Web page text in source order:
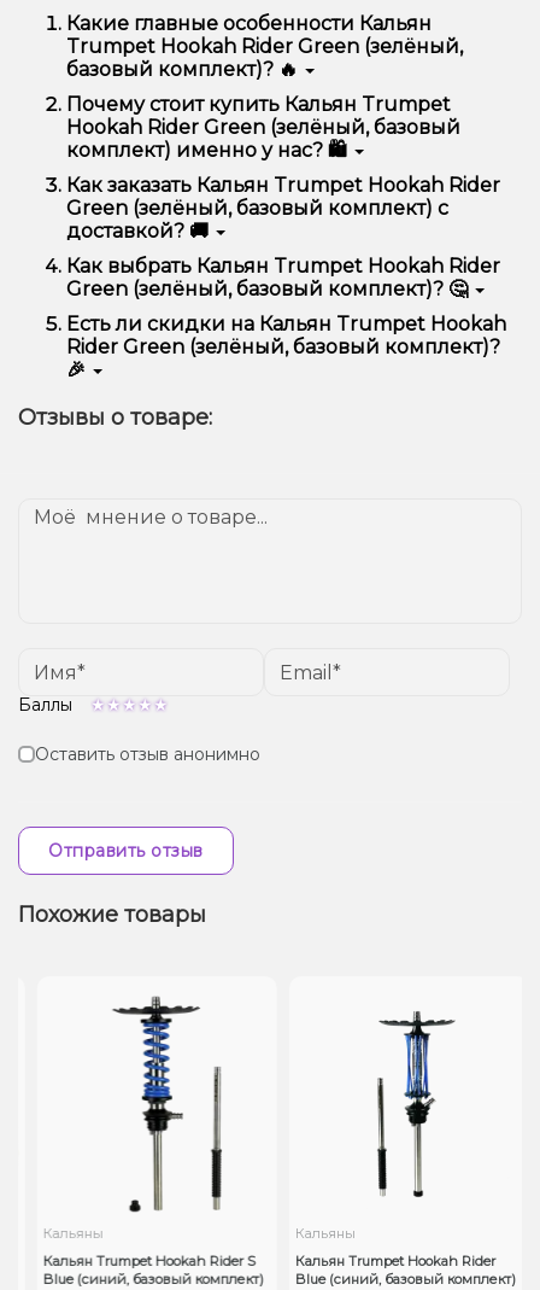
Какие главные особенности Кальян
Trumpet Hookah Rider Green (зелёный,
базовый комплект)? 🔥
Кальян Trumpet Hookah Rider Green (зелёный,
базовый комплект) отличается высоким качеством,
удобством использования и надежностью.
Почему стоит купить Кальян Trumpet
Hookah Rider Green (зелёный, базовый
комплект) именно у нас? 🛍️
Мы предлагаем только оригинальную продукцию,
широкий ассортимент, выгодные цены и быструю
доставку. Кроме того, у нас регулярные акции и
скидки для клиентов!
Как заказать Кальян Trumpet Hookah Rider
Green (зелёный, базовый комплект) с
доставкой? 🚚
Оформить заказ можно в несколько кликов:
Добавьте Кальян Trumpet Hookah Rider Green
(зелёный, базовый комплект) в корзину.
Перейдите к оформлению заказа.
Подтвердите заказ – мы быстро отправим его
вам!
Как выбрать Кальян Trumpet Hookah Rider
Green (зелёный, базовый комплект)? 🤔
Выбор зависит от ваших предпочтений – например,
если это кальян, учитывайте размер, материал и тип
чаши, если вейп – мощность и вкус. Наши
менеджеры помогут подобрать идеальный вариант.
Есть ли скидки на Кальян Trumpet Hookah
Rider Green (зелёный, базовый комплект)?
🎉
специальные предложения. Следите за
Отзывы о товаре:
Баллы
Оставить отзыв анонимно
Отправить отзыв
Похожие товары
Кальяны
Кальян Trumpet Hookah Rider S
Blue (синий, базовый комплект)
Кальяны
Кальян Trumpet Hookah Rider
Blue (синий, базовый комплект)